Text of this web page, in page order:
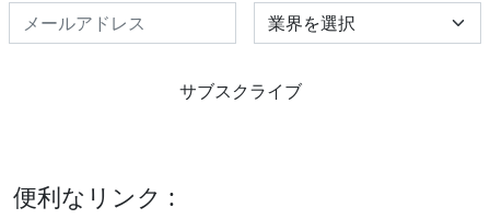
Select Industry
サブスクライブ
便利なリンク :